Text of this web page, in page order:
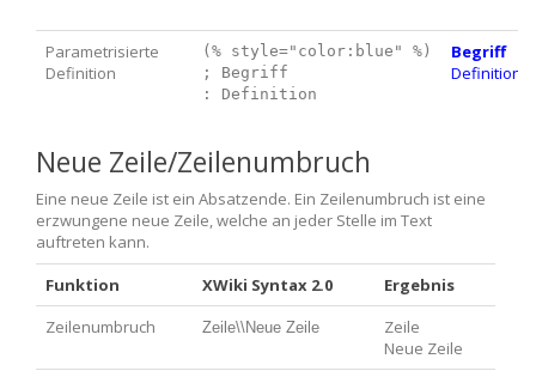
Parametrisierte
Definition
(% style="color:blue" %)
; Begriff
Begriff
Definition
Neue Zeile/Zeilenumbruch
Eine neue Zeile ist ein Absatzende. Ein Zeilenumbruch ist eine
erzwungene neue Zeile, welche an jeder Stelle im Text
auftreten kann.
Funktion
XWiki Syntax 2.0
Ergebnis
Zeilenumbruch
Zeile\\Neue Zeile
Zeile
Neue Zeile